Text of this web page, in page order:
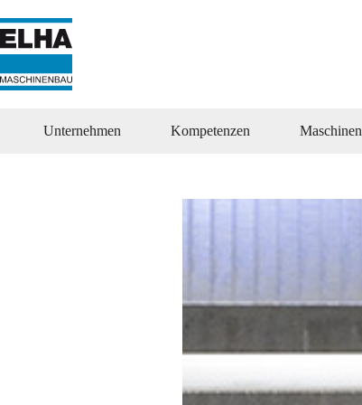
Inhalt
springen
Unternehmen Kompetenzen Maschinen